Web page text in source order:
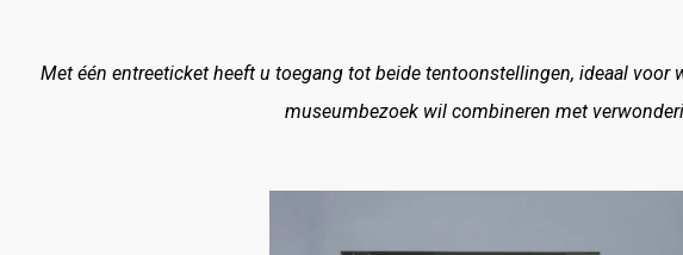
Met één entreeticket heeft u toegang tot beide tentoonstellingen, ideaal voor
museumbezoek wil combineren met